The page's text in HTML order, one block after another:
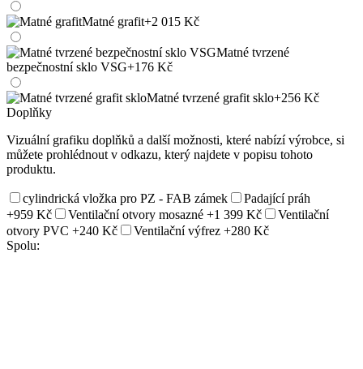
Matné grafit+2 015 Kč
Matné tvrzené
bezpečnostní sklo VSG+176 Kč
Matné tvrzené grafit sklo+256 Kč
Doplňky
Vizuální grafiku doplňků a další možnosti, které nabízí výrobce, si
můžete prohlédnout v odkazu, který najdete v popisu tohoto
produktu.
cylindrická vložka pro PZ - FAB zámek
Padající práh
+959 Kč
Ventilační otvory mosazné +1 399 Kč
Ventilační
otvory PVC +240 Kč Ventilační výfrez +280 Kč
Spolu: